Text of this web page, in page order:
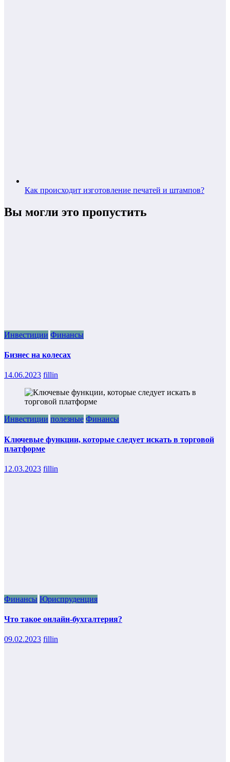
Как происходит изготовление печатей и штампов?
Вы могли это пропустить
Инвестиции Финансы
Бизнес на колесах
14.06.2023 fillin
Инвестиции полезные Финансы
Ключевые функции, которые следует искать в торговой
платформе
12.03.2023 fillin
Финансы Юриспруденция
Что такое онлайн-бухгалтерия?
09.02.2023 fillin